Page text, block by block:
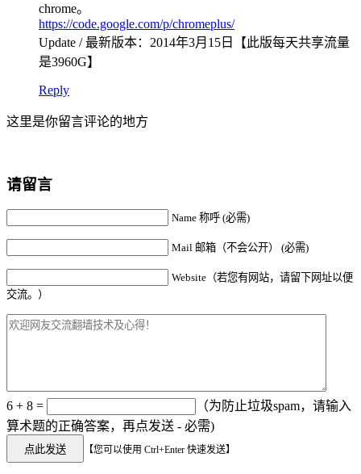
chrome。
https://code.google.com/p/chromeplus/
Update / 最新版本：2014年3月15日【此版每天共享流量
是3960G】
Reply
这里是你留言评论的地方
请留言
Name 称呼 (必需)
Mail 邮箱（不会公开） (必需)
Website（若您有网站，请留下网址以便
交流。）
6 + 8 =
（为防止垃圾spam，请输入
算术题的正确答案，再点发送 - 必需)
【您可以使用 Ctrl+Enter 快速发送】